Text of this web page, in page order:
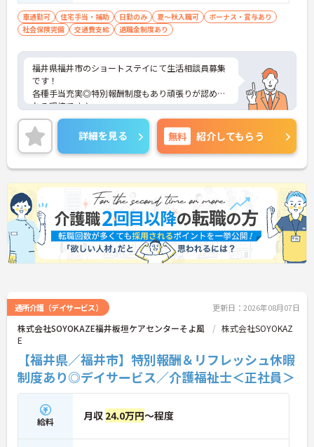
車通勤可 住宅手当・補助 日勤のみ 夏～秋入職可
ボーナス・賞与あり
社会保険完備
交通費支給 退職金制度あり
福井県福井市のショートステイにて生活相談員募集
です！
各種手当充実◎特別報酬制度もあり頑張りが認めら
れる環境です♪
ご興味のある方には、面接対策ポイントなどさらに
詳細をお話いたしますので、お気軽にご相談くださ
い。
詳細を見る 無料 紹介してもらう
通所介護（デイサービス） 更新日：2026年08月07日
株式会社SOYOKAZE福井板垣ケアセンターそよ風
株式会社SOYOKAZ
E
【福井県／福井市】特別報酬＆リフレッシュ休暇
制度あり◎デイサービス／介護福祉士＜正社員＞
給料 月収 24.0万円～程度